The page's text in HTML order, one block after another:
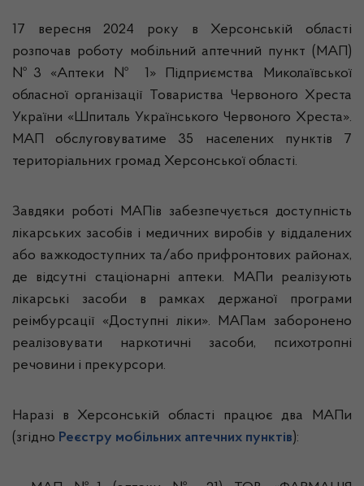
17 вересня 2024 року в Херсонській області
розпочав роботу мобільний аптечний пункт (МАП)
№3 «Аптеки № 1» Підприємства Миколаївської
обласної організації Товариства Червоного Хреста
України «Шпиталь Українського Червоного Хреста».
МАП обслуговуватиме 35 населених пунктів 7
територіальних громад Херсонської області.
Завдяки роботі МАПів забезпечується доступність
лікарських засобів і медичних виробів у віддалених
або важкодоступних та/або прифронтових районах,
де відсутні стаціонарні аптеки. МАПи реалізують
лікарські засоби в рамках держаної програми
реімбурсації «Доступні ліки». МАПам заборонено
реалізовувати наркотичні засоби, психотропні
речовини і прекурсори.
Наразі в Херсонській області працює два МАПи
(згідно Реєстру мобільних аптечних пунктів):